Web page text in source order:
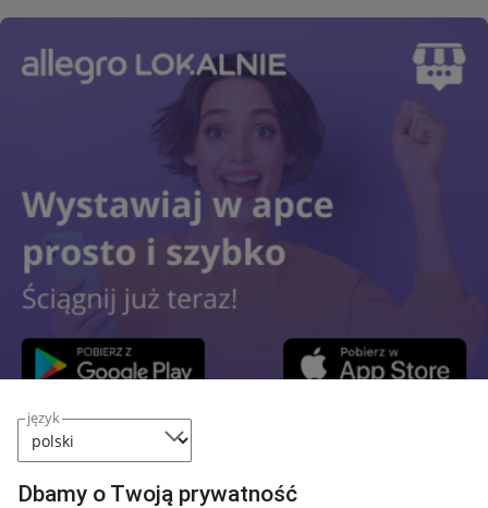
język
Dbamy o Twoją prywatność
Przydatne informacje